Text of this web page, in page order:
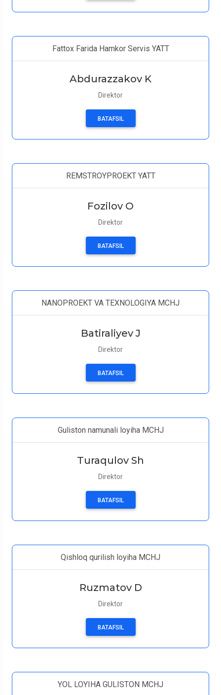
Fattox Farida Hamkor Servis YATT
Abdurazzakov K
Direktor
BATAFSIL
REMSTROYPROEKT YATT
Fozilov O
Direktor
BATAFSIL
NANOPROEKT VA TEXNOLOGIYA MCHJ
Batiraliyev J
Direktor
BATAFSIL
Guliston namunali loyiha MCHJ
Turaqulov Sh
Direktor
BATAFSIL
Qishloq qurilish loyiha MCHJ
Ruzmatov D
Direktor
BATAFSIL
YOL LOYIHA GULISTON MCHJ